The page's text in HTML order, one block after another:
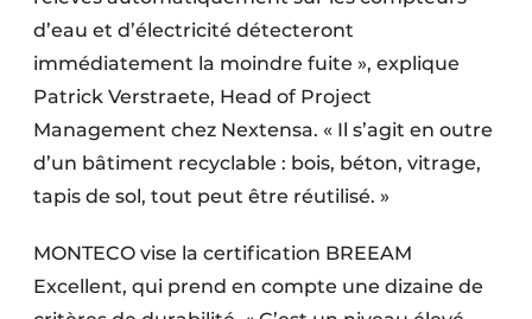
d’eau et d’électricité détecteront
immédiatement la moindre fuite », explique
Patrick Verstraete, Head of Project
Management chez Nextensa. « Il s’agit en outre
d’un bâtiment recyclable : bois, béton, vitrage,
tapis de sol, tout peut être réutilisé. »
MONTECO vise la certification BREEAM
Excellent, qui prend en compte une dizaine de